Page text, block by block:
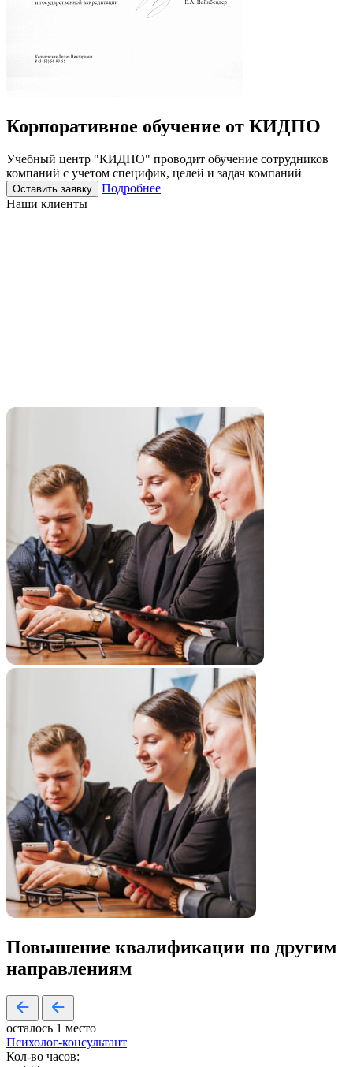
Корпоративное обучение от КИДПО
Учебный центр "КИДПО" проводит обучение сотрудников
компаний с учетом специфик, целей и задач компаний
Оставить заявку
Подробнее
Наши клиенты
Повышение квалификации по другим
направлениям
осталось 1 место
Психолог-консультант
Кол-во часов: